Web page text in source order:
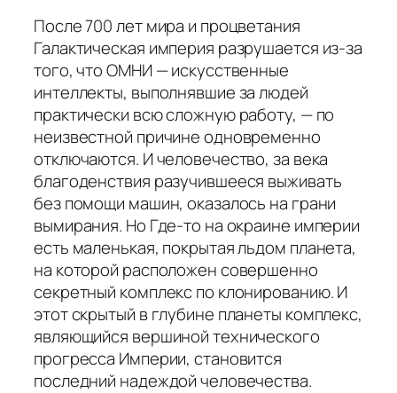
После 700 лет мира и процветания
Галактическая империя разрушается из-за
того, что ОМНИ — искусственные
интеллекты, выполнявшие за людей
практически всю сложную работу, — по
неизвестной причине одновременно
отключаются. И человечество, за века
благоденствия разучившееся выживать
без помощи машин, оказалось на грани
вымирания. Но Где-то на окраине империи
есть маленькая, покрытая льдом планета,
на которой расположен совершенно
секретный комплекс по клонированию. И
этот скрытый в глубине планеты комплекс,
являющийся вершиной технического
прогресса Империи, становится
последний надеждой человечества.